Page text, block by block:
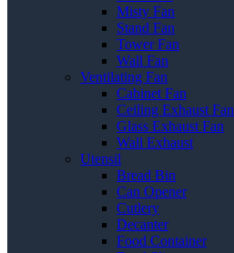
Misty Fan
Stand Fan
Tower Fan
Wall Fan
Ventilating Fan
Cabinet Fan
Ceiling Exhaust Fan
Glass Exhaust Fan
Wall Exhaust
Utensil
Bread Bin
Can Opener
Cutlery
Decanter
Food Container